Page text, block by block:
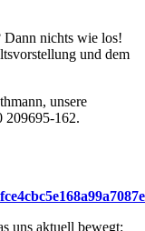
Dann nichts wie los!
und dem
unsere
209695-162.
uns aktuell bewegt: